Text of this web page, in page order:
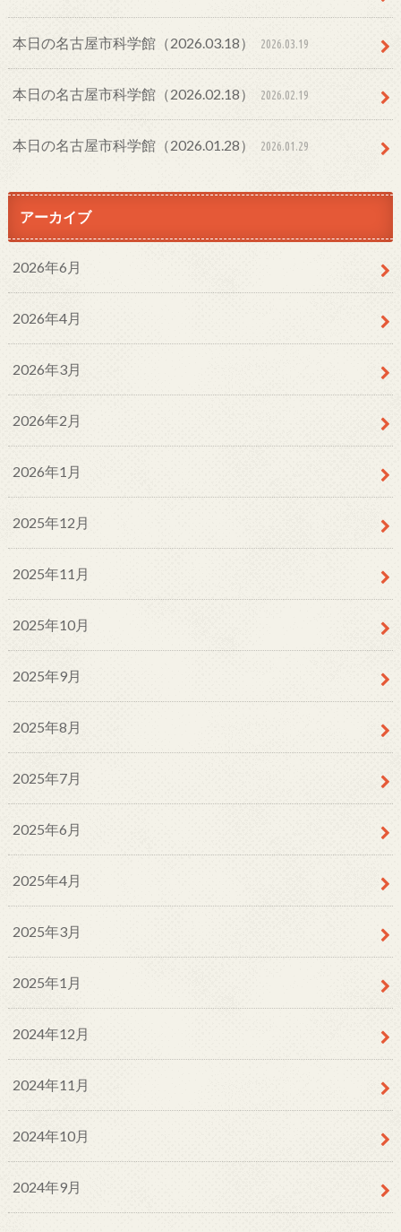
本日の名古屋市科学館（2026.03.18） 2026.03.19
本日の名古屋市科学館（2026.02.18） 2026.02.19
本日の名古屋市科学館（2026.01.28） 2026.01.29
アーカイブ
2026年6月
2026年4月
2026年3月
2026年2月
2026年1月
2025年12月
2025年11月
2025年10月
2025年9月
2025年8月
2025年7月
2025年6月
2025年4月
2025年3月
2025年1月
2024年12月
2024年11月
2024年10月
2024年9月